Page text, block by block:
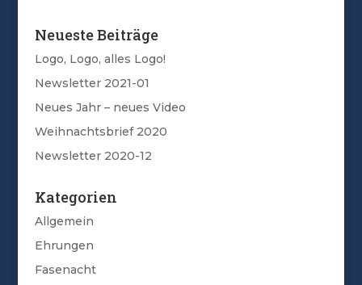
Neueste Beiträge
Logo, Logo, alles Logo!
Newsletter 2021-01
Neues Jahr – neues Video
Weihnachtsbrief 2020
Newsletter 2020-12
Kategorien
Allgemein
Ehrungen
Fasenacht